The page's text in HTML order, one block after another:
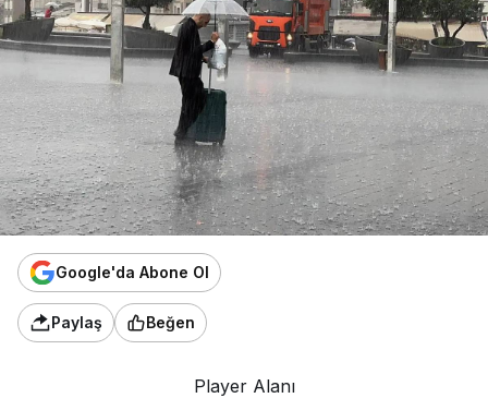
Google'da Abone Ol
Paylaş Beğen
Player Alanı